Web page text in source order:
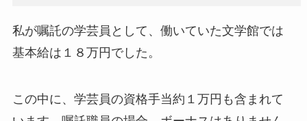
私が嘱託の学芸員として、働いていた文学館では
基本給は１８万円でした。
この中に、学芸員の資格手当約１万円も含まれて